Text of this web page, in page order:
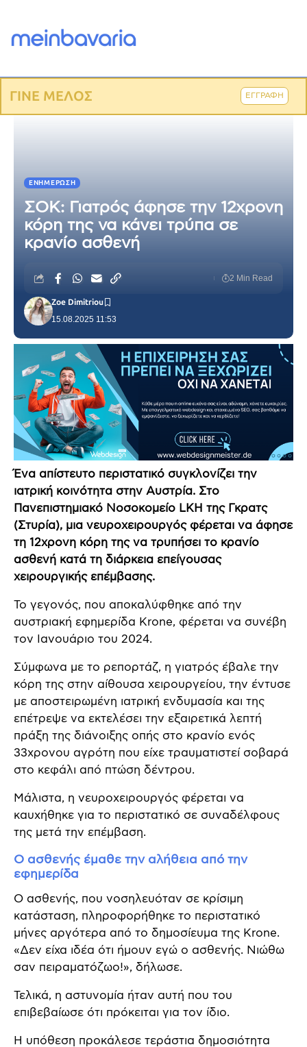
ΓΙΝΕ ΜΕΛΟΣ ΕΓΓΡΑΦΗ
ΕΝΗΜΈΡΩΣΗ
ΣΟΚ: Γιατρός άφησε την 12χρονη
κόρη της να κάνει τρύπα σε
κρανίο ασθενή
15.08.2025 11:53
Zoe Dimitriou
2 Min Read
Ένα απίστευτο περιστατικό συγκλονίζει την
ιατρική κοινότητα στην Αυστρία. Στο
Πανεπιστημιακό Νοσοκομείο LKH της Γκρατς
(Στυρία), μια νευροχειρουργός φέρεται να άφησε
τη 12χρονη κόρη της να τρυπήσει το κρανίο
ασθενή κατά τη διάρκεια επείγουσας
χειρουργικής επέμβασης.
Το γεγονός, που αποκαλύφθηκε από την
αυστριακή εφημερίδα Krone, φέρεται να συνέβη
τον Ιανουάριο του 2024.
Σύμφωνα με το ρεπορτάζ, η γιατρός έβαλε την
κόρη της στην αίθουσα χειρουργείου, την έντυσε
με αποστειρωμένη ιατρική ενδυμασία και της
επέτρεψε να εκτελέσει την εξαιρετικά λεπτή
πράξη της διάνοιξης οπής στο κρανίο ενός
33χρονου αγρότη που είχε τραυματιστεί σοβαρά
στο κεφάλι από πτώση δέντρου.
Μάλιστα, η νευροχειρουργός φέρεται να
καυχήθηκε για το περιστατικό σε συναδέλφους
της μετά την επέμβαση.
Ο ασθενής έμαθε την αλήθεια από την
εφημερίδα
Ο ασθενής, που νοσηλευόταν σε κρίσιμη
κατάσταση, πληροφορήθηκε το περιστατικό
μήνες αργότερα από το δημοσίευμα της Krone.
«Δεν είχα ιδέα ότι ήμουν εγώ ο ασθενής. Νιώθω
σαν πειραματόζωο!», δήλωσε.
Τελικά, η αστυνομία ήταν αυτή που του
επιβεβαίωσε ότι πρόκειται για τον ίδιο.
Η υπόθεση προκάλεσε τεράστια δημοσιότητα